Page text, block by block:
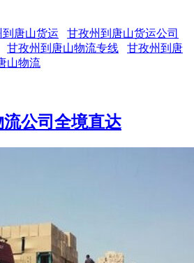
到唐山货运
甘孜州到唐山货运公司
甘孜州到唐山物流专线
甘孜州到唐
山物流
公司全境直达